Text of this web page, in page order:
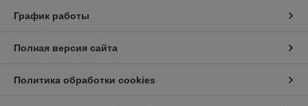
График работы
Полная версия сайта
Политика обработки cookies